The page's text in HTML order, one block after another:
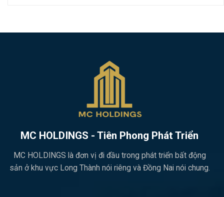
MC HOLDINGS - Tiên Phong Phát Triển
MC HOLDINGS là đơn vị đi đầu trong phát triển bất động
sản ở khu vực Long Thành nói riêng và Đồng Nai nói chung.